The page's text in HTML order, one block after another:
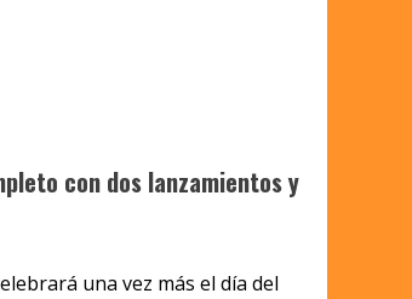
con dos lanzamientos y
una vez más el día del